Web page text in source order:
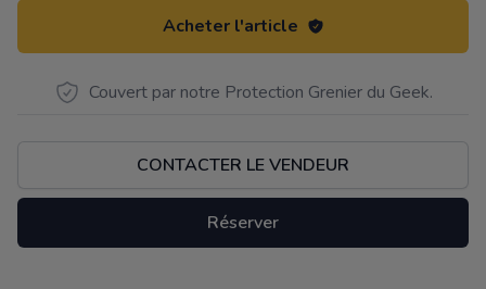
Acheter l'article
Couvert par notre Protection Grenier du Geek.
CONTACTER LE VENDEUR
Réserver